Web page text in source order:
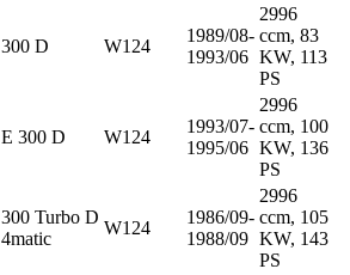
300 D W124
1989/08-
1993/06
2996
ccm, 83
KW, 113
PS
E 300 D W124
1993/07-
1995/06
2996
ccm, 100
KW, 136
PS
300 Turbo D
4matic
W124
1986/09-
1988/09
2996
ccm, 105
KW, 143
PS